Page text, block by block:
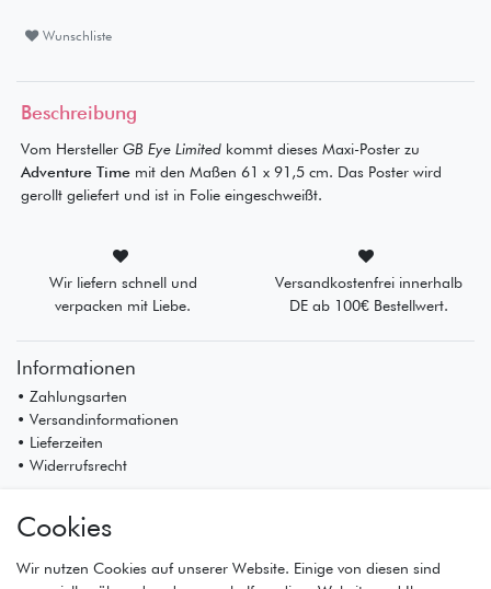
Wunschliste
Beschreibung
Vom Hersteller GB Eye Limitedkommt dieses Maxi-Poster zu
Adventure Timemit den Maßen 61 x 91,5 cm. Das Poster wird
gerollt geliefert und ist in Folie eingeschweißt.
Wir liefern schnell und
verpacken mit Liebe.
Versandkostenfrei innerhalb
DE ab 100€ Bestellwert.
Informationen
• Zahlungsarten
• Versandinformationen
• Lieferzeiten
• Widerrufsrecht
• Registrierung
• Warenkorb
Cookies
Wir nutzen Cookies auf unserer Website. Einige von diesen sind